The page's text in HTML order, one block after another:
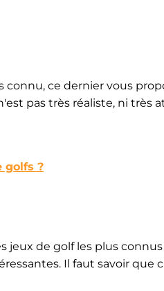
connu, ce dernier vous
pas très réaliste, ni très
golfs ?
jeux de golf les plus
Il faut savoir que